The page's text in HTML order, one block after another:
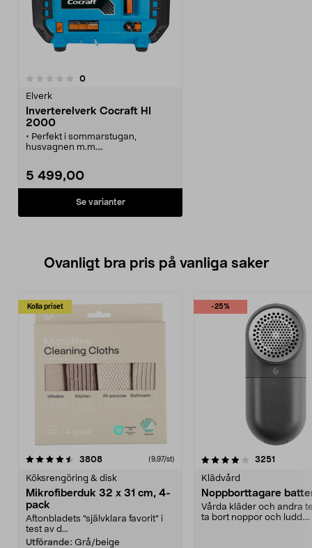
0recensioner
Elverk
Inverterelverk Cocraft HI
2000
• Perfekt i sommarstugan,
husvagnen m.m.
t.ex. TV-apparater och datorer.
• Luftkyld 3,4 hk bensindriven OHC
4-taktsmotor.
5 499,00
Se varianter
Ovanligt bra pris på vanliga saker
Kolla priset
3808recensioner (9,97/st)
Köksrengöring & disk
Mikrofiberduk 32 x 31 cm, 4-
pack
Aftonbladets "självklara favorit” i
test av d...
Utförande: Grå/beige
-25%
4.0av 5 stjärnor 3251
Klädvård
Noppborttagare
Vårda kläder och andra
ta bort noppor och ludd.
4.5av 5 stjärnor